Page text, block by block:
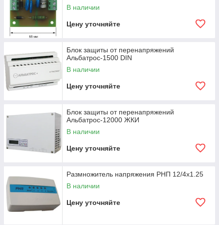
В наличии
Цену уточняйте
Блок защиты от перенапряжений
Альбатрос-1500 DIN
В наличии
Цену уточняйте
Блок защиты от перенапряжений
Альбатрос-12000 ЖКИ
В наличии
Цену уточняйте
Размножитель напряжения РНП 12/4х1.25
В наличии
Цену уточняйте